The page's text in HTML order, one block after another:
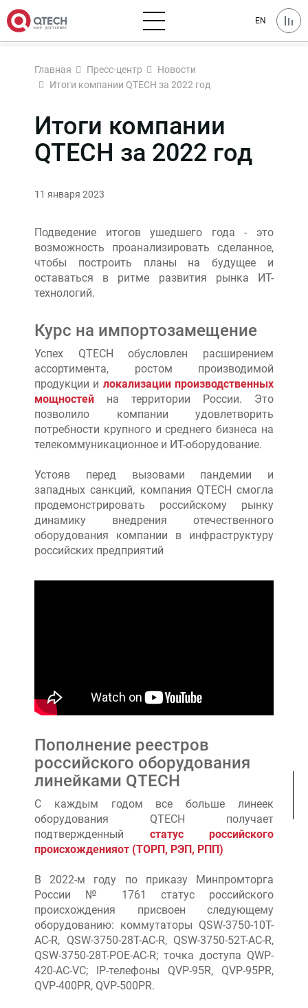
EN
Главная Пресс-центр
Новости
Итоги компании QTECH за 2022 год
Итоги компании
QTECH за 2022 год
11 января 2023
Подведение итогов ушедшего года - это
возможность проанализировать сделанное,
чтобы построить планы на будущее и
оставаться в ритме развития рынка ИТ-
технологий.
Курс на импортозамещение
Успех QTECH обусловлен расширением
ассортимента, ростом производимой
продукции и локализации производственных
мощностей на территории России. Это
позволило компании удовлетворить
потребности крупного и среднего бизнеса на
телекоммуникационное и ИТ-оборудование.
Устояв перед вызовами пандемии и
западных санкций, компания QTECH смогла
продемонстрировать российскому рынку
динамику внедрения отечественного
оборудования компании в инфраструктуру
российских предприятий
Пополнение реестров
российского оборудования
линейками QTECH
С каждым годом все больше линеек
оборудования QTECH получает
подтвержденный статус российского
происхожденияот (ТОРП, РЭП, РПП)
В 2022-м году по приказу Минпромторга
России № 1761 статус российского
происхождения присвоен следующему
оборудованию: коммутаторы QSW-3750-10T-
AC-R, QSW-3750-28T-AC-R, QSW-3750-52T-AC-R,
QSW-3750-28T-POE-AC-R; точка доступа QWP-
420-AC-VC; IP-телефоны QVP-95R, QVP-95PR,
QVP-400PR, QVP-500PR.